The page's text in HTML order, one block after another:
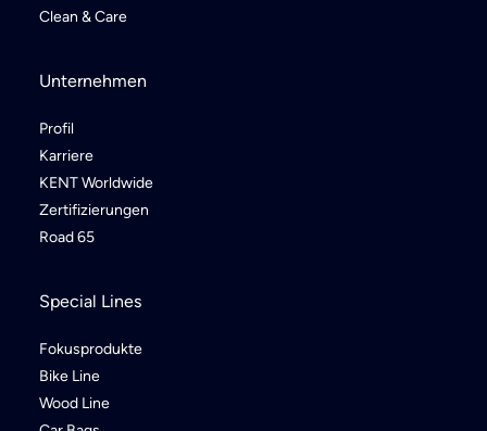
Clean & Care
Unternehmen
Profil
Karriere
KENT Worldwide
Zertifizierungen
Road 65
Special Lines
Fokusprodukte
Bike Line
Wood Line